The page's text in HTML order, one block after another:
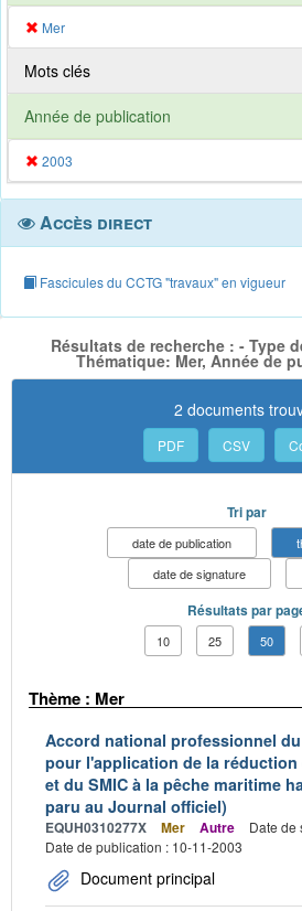
Mer
Mots clés
Année de publication
2003
Accès direct
Fascicules du CCTG "travaux" en vigueur
Résultats de recherche : - Type
Thématique: Mer, Année de
2 documents
PDF CSV
Tri par
date de publication
date de signature
Résultats par
10 25 50
Thème : Mer
Accord national professionnel
pour l'application de la
et du SMIC à la pêche maritime
paru au Journal officiel)
EQUH0310277X Mer Autre
Date de
Date de publication : 10-11-2003
Document principal